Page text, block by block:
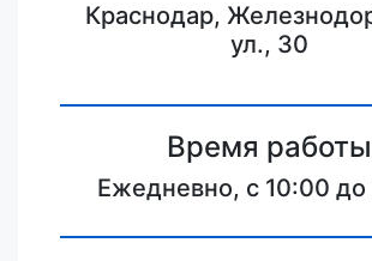
Краснодар,
ул., 30
Время работы
Ежедневно, с 10:00